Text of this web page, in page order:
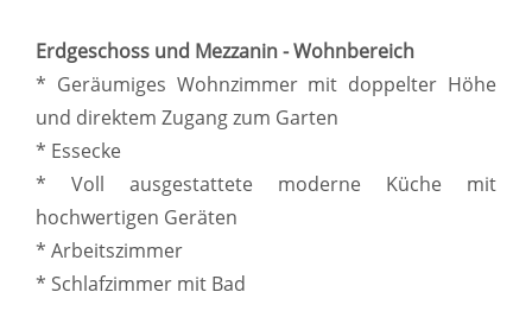
Erdgeschoss und Mezzanin - Wohnbereich
* Geräumiges Wohnzimmer mit doppelter Höhe
und direktem Zugang zum Garten
* Essecke
* Voll ausgestattete moderne Küche mit
hochwertigen Geräten
* Arbeitszimmer
* Schlafzimmer mit Bad